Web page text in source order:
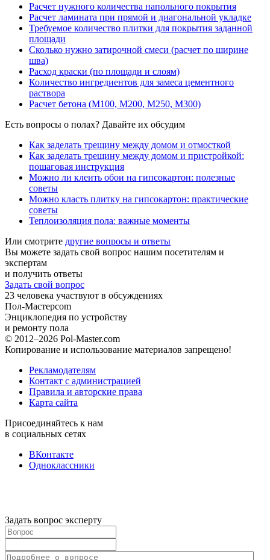
Расчет нужного количества напольного покрытия
Расчет ламината при прямой и диагональной укладке
Требуемое количество плитки для покрытия заданной
площади
Сколько нужно затирочной смеси (расчет по ширине
шва)
Расход краски (по площади и слоям)
Количество ингредиентов для замеса цементного
раствора
Расчет бетона (М100, М200, М250, М300)
Есть вопросы о полах? Давайте их обсудим
Как заделать трещину между домом и отмосткой
Как заделать трещину между домом и пристройкой:
пошаговая инструкция
Можно ли клеить обои на гипсокартон: полезные
советы
Можно класть плитку на гипсокартон: практические
советы
Теплоизоляция пола: важные моменты
Или смотрите другие вопросы и ответы
Вы можете задать свой вопрос нашим посетителям и
экспертам
и получить ответы
Задать свой вопрос
23 человека участвуют в обсуждениях
Пол-Мастерcom
Энциклопедия по устройству
и ремонту пола
© 2012–2026 Pol-Master.com
Копирование и использование материалов запрещено!
Рекламодателям
Контакт с администрацией
Правила и авторские права
Карта сайта
Присоединяйтесь к нам
в социальных сетях
ВКонтакте
Одноклассники
Задать вопрос эксперту